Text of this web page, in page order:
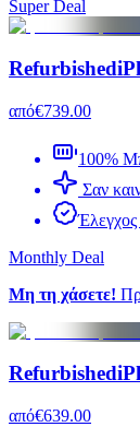
Super Deal
Refurbished
από€739.00
100%
Σαν
Monthly Deal
Μη τη χάσετε!
Refurbished
από€639.00